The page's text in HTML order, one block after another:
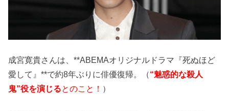
成宮寛貴さんは、**ABEMAオリジナルドラマ『死ぬほど
愛して』**で約8年ぶりに俳優復帰。（“魅惑的な殺人
鬼”役を演じるとのこと！ ）